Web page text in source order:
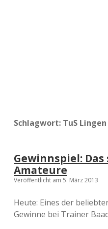
Schlagwort: TuS Lingen
Gewinnspiel:
Amateure
Veröffentlicht am 5. März 2013
Heute: Eines der
Gewinne bei Trainer